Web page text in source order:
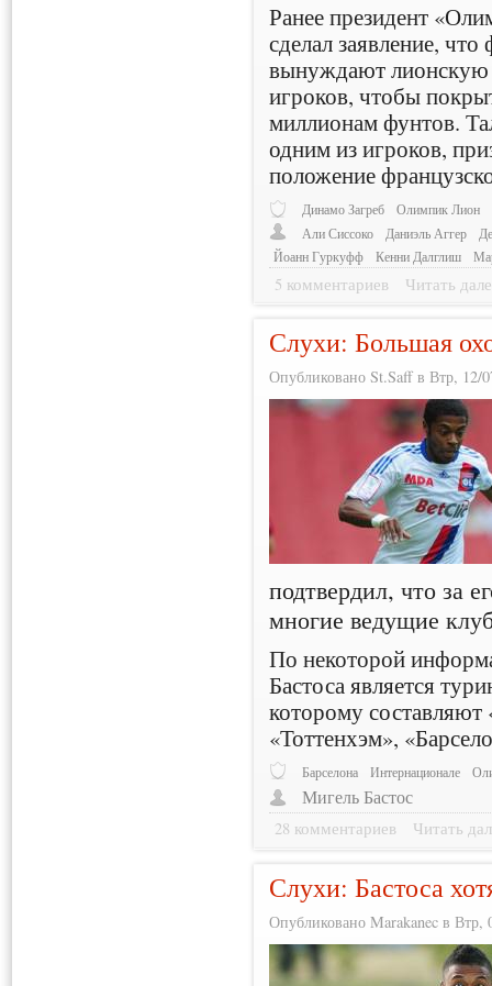
Ранее президент
сделал заявление,
вынуждают лионскую
игроков, чтобы
миллионам фунтов.
одним из игроков,
положение
Динамо Загреб
Олимпик Лион
Али Сиссоко
Даниэль Аггер
Йоанн Гуркуфф
Кенни Далглиш
5 комментариев Читать
Слухи: Большая
Опубликовано St.Saff в Втр, 12/
подтвердил, что за
многие ведущие
По некоторой
Бастоса является
которому
«Тоттенхэм»,
Барселона Интернационале
Мигель Бастос
28 комментариев Читать
Слухи: Бастоса
Опубликовано Marakanec в Втр,